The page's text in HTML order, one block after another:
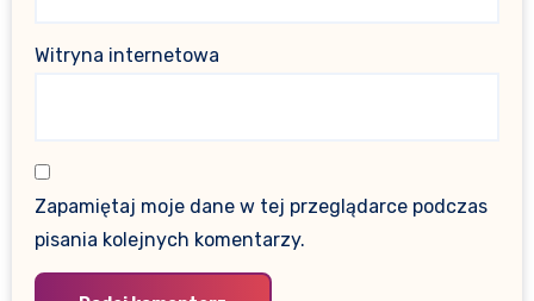
Witryna internetowa
Zapamiętaj moje dane w tej przeglądarce podczas
pisania kolejnych komentarzy.